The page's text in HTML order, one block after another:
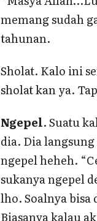
memang sudah
tahunan.
Sholat. Kalo ini
sholat kan ya.
Ngepel. Suatu
dia. Dia
ngepel heheh.
sukanya ngepel
lho. Soalnya
Biasanya kalau